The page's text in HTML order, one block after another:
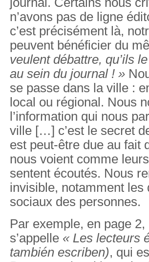
n’avons pas de ligne
c’est précisément là,
peuvent bénéficier du
veulent débattre, qu’ils
au sein du journal ! »
se passe dans la ville :
local ou régional. Nous
l’information qui nous
ville […] c’est le secret
est peut-être due au fait
nous voient comme
sentent écoutés. Nous
invisible, notamment les
sociaux des personnes.
Par exemple, en page
s’appelle « Les lecteurs
también escriben), qui